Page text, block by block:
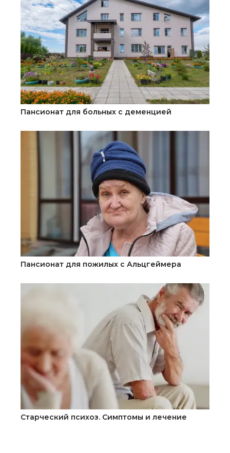
Пансионат для больных с деменцией
Пансионат для пожилых с Альцгеймера
Старческий психоз. Симптомы и лечение